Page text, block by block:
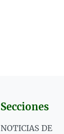
Secciones
NOTICIAS DE